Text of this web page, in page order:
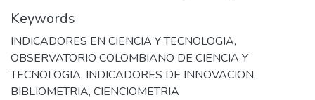
Keywords
INDICADORES EN CIENCIA Y TECNOLOGIA,
OBSERVATORIO COLOMBIANO DE CIENCIA Y
TECNOLOGIA, INDICADORES DE INNOVACION,
BIBLIOMETRIA, CIENCIOMETRIA